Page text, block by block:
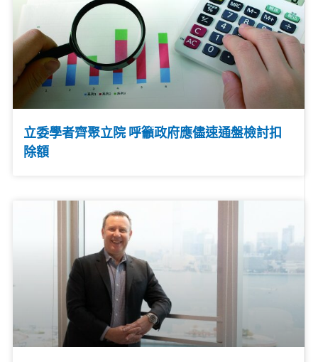
立委學者齊聚立院 呼籲政府應儘速通盤檢討扣
除額